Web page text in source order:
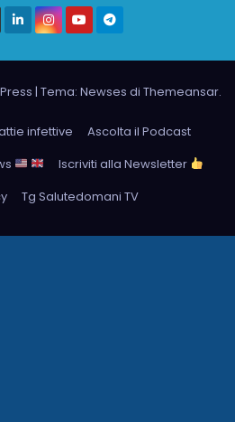
| Tema: Newses di Themeansar.
infettive
Ascolta il Podcast
Iscriviti alla Newsletter
Tg Salutedomani TV